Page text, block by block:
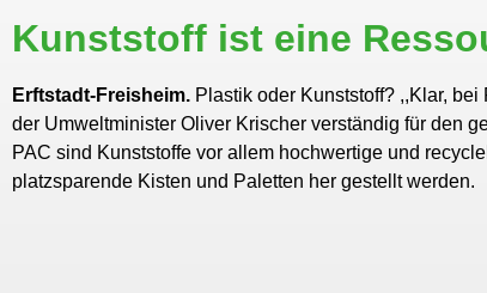
Kunststoff ist eine
Erftstadt-Freisheim. Plastik oder Kunststoff? ,,Klar,
der Umweltminister Oliver Krischer verständig für den
PAC sind Kunststoffe vor allem hochwertige und
platzsparende Kisten und Paletten her­ gestellt werden.